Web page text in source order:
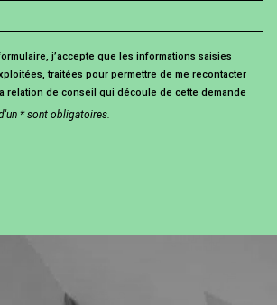
j’accepte que les informations saisies
traitées pour permettre de me recontacter
relation de conseil qui découle de cette demande
* sont obligatoires.